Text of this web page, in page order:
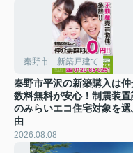
秦野市 新築戸建て
秦野市平沢の新築購入は仲
数料無料が安心！制震装置
のみらいエコ住宅対象を選
由
2026.08.08